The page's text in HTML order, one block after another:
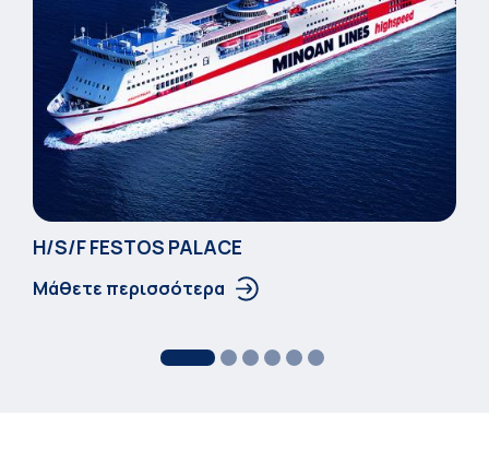
Η/S/F FESTOS PALACΕ
Μάθετε περισσότερα